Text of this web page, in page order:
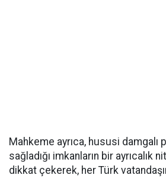
Mahkeme ayrıca, hususi damgalı
sağladığı imkanların bir ayrıcalık
dikkat çekerek, her Türk